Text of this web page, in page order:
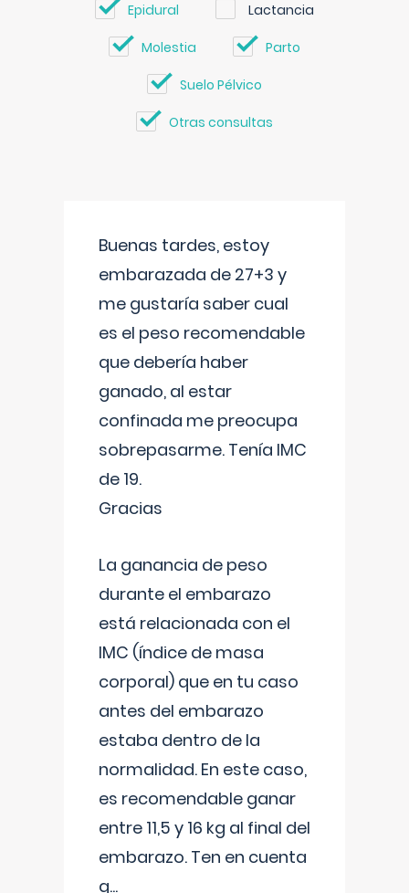
Epidural Lactancia
Molestia Parto
Suelo Pélvico
Otras consultas
Buenas tardes, estoy
embarazada de 27+3 y
me gustaría saber cual
es el peso recomendable
que debería haber
ganado, al estar
confinada me preocupa
sobrepasarme. Tenía IMC
de 19.
Gracias
La ganancia de peso
durante el embarazo
está relacionada con el
IMC (índice de masa
corporal) que en tu caso
antes del embarazo
estaba dentro de la
normalidad. En este caso,
es recomendable ganar
entre 11,5 y 16 kg al final del
embarazo. Ten en cuenta
q...